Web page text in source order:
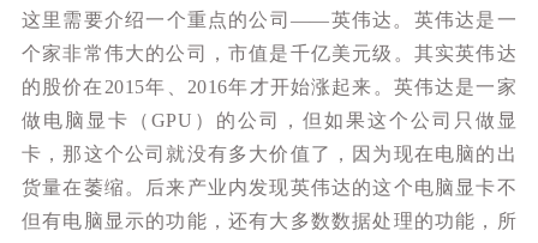
这里需要介绍一个重点的公司——英伟达。英伟达是一
个家非常伟大的公司，市值是千亿美元级。其实英伟达
的股价在2015年、2016年才开始涨起来。英伟达是一家
做电脑显卡（GPU）的公司，但如果这个公司只做显
卡，那这个公司就没有多大价值了，因为现在电脑的出
货量在萎缩。后来产业内发现英伟达的这个电脑显卡不
但有电脑显示的功能，还有大多数数据处理的功能，所